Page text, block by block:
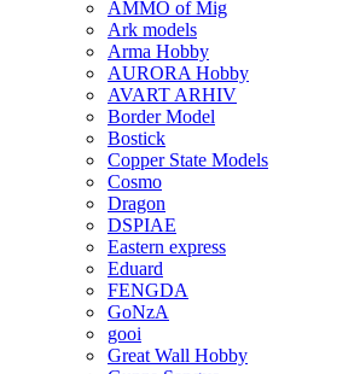
AMMO of Mig
Ark models
Arma Hobby
AURORA Hobby
AVART ARHIV
Border Model
Bostick
Copper State Models
Cosmo
Dragon
DSPIAE
Eastern express
Eduard
FENGDA
GoNzA
gooi
Great Wall Hobby